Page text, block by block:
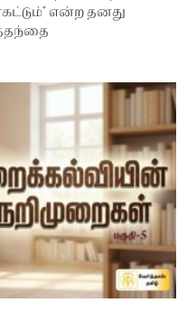
என்ற தனது